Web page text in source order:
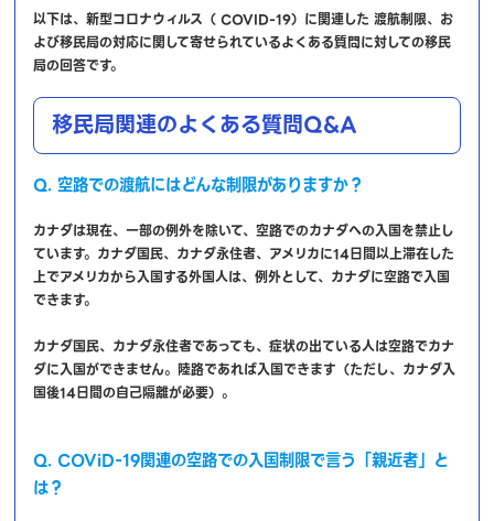
以下は、新型コロナウィルス（ COVID-19）に関連した 渡航制限、お
よび移民局の対応に関して寄せられているよくある質問に対しての移民
局の回答です。
移民局関連のよくある質問Q&A
Q. 空路での渡航にはどんな制限がありますか？
カナダは現在、一部の例外を除いて、空路でのカナダへの入国を禁止し
ています。カナダ国民、カナダ永住者、アメリカに14日間以上滞在した
上でアメリカから入国する外国人は、例外として、カナダに空路で入国
できます。
カナダ国民、カナダ永住者であっても、症状の出ている人は空路でカナ
ダに入国ができません。陸路であれば入国できます（ただし、カナダ入
国後14日間の自己隔離が必要）。
Q. COViD-19関連の空路での入国制限で言う「親近者」と
は？